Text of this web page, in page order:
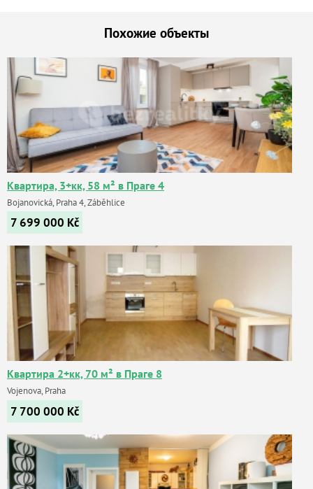
Похожие объекты
Квартира, 3+кк, 58 м² в Праге 4
Bojanovická, Praha 4, Záběhlice
7 699 000 Kč
Квартира 2+кк, 70 м² в Праге 8
Vojenova, Praha
7 700 000 Kč